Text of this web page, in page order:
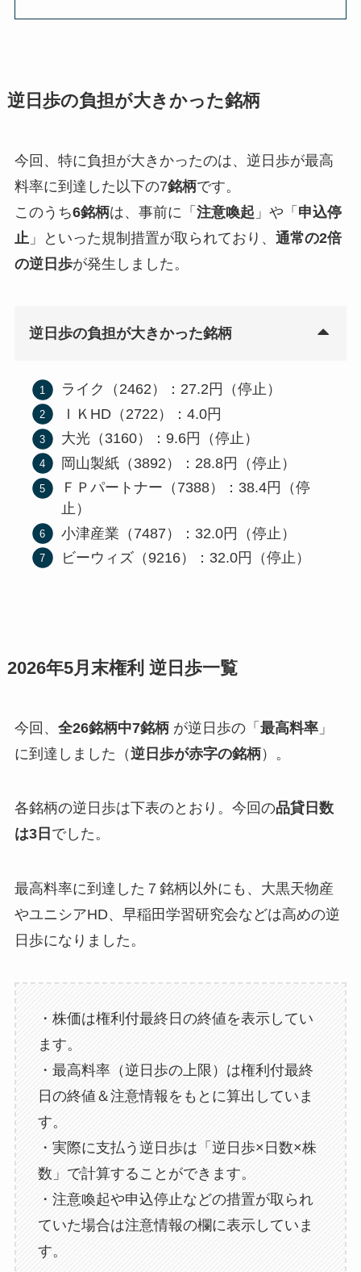
逆日歩の負担が大きかった銘柄
今回、特に負担が大きかったのは、逆日歩が最高
料率に到達した以下の7銘柄です。
このうち6銘柄は、事前に「 注意喚起 」や「 申込停
止」といった規制措置が取られており、 通常の2倍
の逆日歩が発生しました。
逆日歩の負担が大きかった銘柄
ライク（2462）：27.2円（停止）
ＩＫHD（2722）：4.0円
大光（3160）：9.6円（停止）
岡山製紙（3892）：28.8円（停止）
ＦＰパートナー（7388）：38.4円（停
止）
小津産業（7487）：32.0円（停止）
ビーウィズ（9216）：32.0円（停止）
2026年5月末権利 逆日歩一覧
今回、 全26銘柄中7銘柄が逆日歩の「 最高料率」
に到達しました（逆日歩が赤字の銘柄）。
各銘柄の逆日歩は下表のとおり。今回の品貸日数
は3日 でした。
最高料率に到達した７銘柄以外にも、大黒天物産
やユニシアHD、早稲田学習研究会などは高めの逆
日歩になりました。
・株価は権利付最終日の終値を表示してい
ます。
・最高料率（逆日歩の上限）は権利付最終
日の終値＆注意情報をもとに算出していま
す。
・実際に支払う逆日歩は「逆日歩×日数×株
数」で計算することができます。
・注意喚起や申込停止などの措置が取られ
ていた場合は注意情報の欄に表示していま
す。